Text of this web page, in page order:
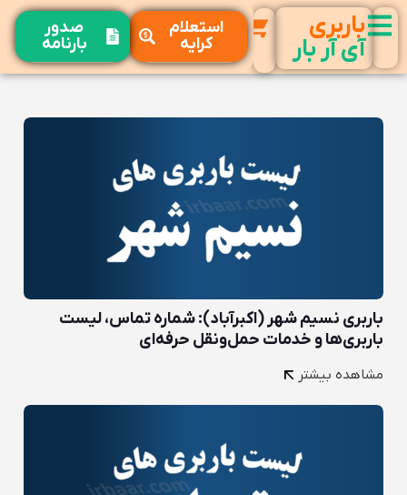
باربری
آی آر بار
استعلام
کرایه
صدور
بارنامه
باربری نسیم شهر (اکبرآباد): شماره تماس، لیست
باربری‌ها و خدمات حمل‌ونقل حرفه‌ای
مشاهده بیشتر